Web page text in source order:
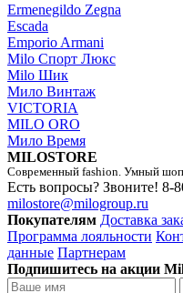
Ermenegildo Zegna
Escada
Emporio Armani
Milo Спорт Люкс
Milo Шик
Мило Винтаж
VICTORIA
MILO ORO
Мило Время
MILOSTORE
Современный fashion. Умный
Есть вопросы? Звоните! 8-
milostore@milogroup.ru
Покупателям Доставка
Программа лояльности
данные Партнерам
Подпишитесь на акции